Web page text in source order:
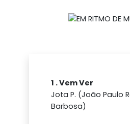
1 . Vem Ver
Jota P. (João Paulo
Barbosa)